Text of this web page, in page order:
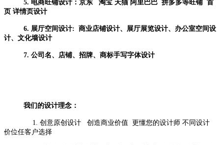
5. 电商旺铺设计：京东 淘宝 天猫 阿里巴巴 拼多多等旺铺 首
页 详情页设计
6. 展厅空间设计: 商业店铺设计、展厅展览设计、办公室空间设
计、文化墙设计
7. 公司名、店铺、招牌、商标手写字体设计
我们的设计理念：
1. 创意原创设计 创造商业价值 更懂您的设计师 不同设计
价位任客户选择